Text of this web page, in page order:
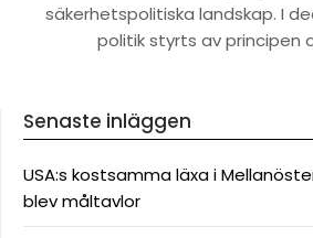
säkerhetspolitiska landskap. I
politik styrts av principen
Senaste inläggen
USA:s kostsamma läxa i
blev måltavlor